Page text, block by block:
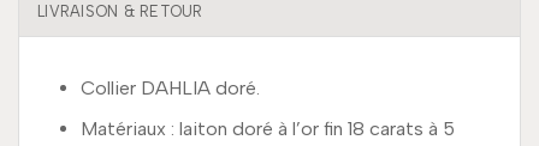
LIVRAISON & RETOUR
Collier DAHLIA doré.
Matériaux : laiton doré à l’or fin 18 carats à 5